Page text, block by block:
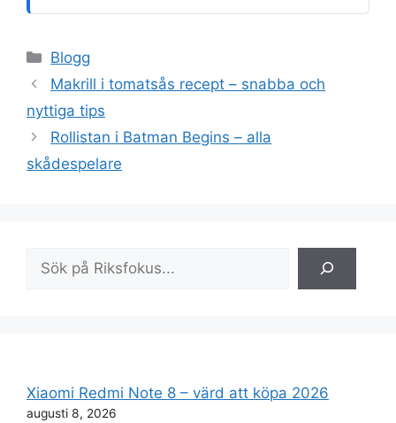
Kategorier
Blogg
Makrill i tomatsås recept – snabba och
nyttiga tips
Rollistan i Batman Begins – alla
skådespelare
Xiaomi Redmi Note 8 – värd att köpa 2026
augusti 8, 2026